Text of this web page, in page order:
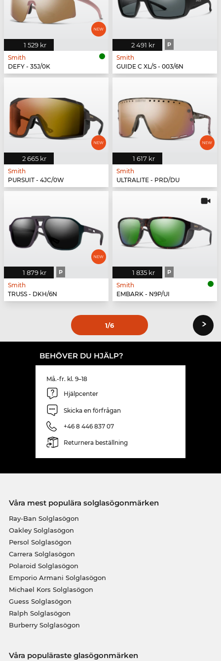
1 529 kr
Smith
DEFY - 35J/0K
2 491 kr P
Smith
GUIDE C XL/S - 003/6N
2 665 kr
Smith
PURSUIT - 4JC/0W
1 617 kr
Smith
ULTRALITE - PRD/DU
1 879 kr P
Smith
TRUSS - DKH/6N
1 835 kr P
Smith
EMBARK - N9P/UI
1/6 ›
BEHÖVER DU HJÄLP?
Må.-fr. kl. 9–18
Hjälpcenter
Skicka en förfrågan
+46 8 446 837 07
Returnera beställning
Våra mest populära solglasögonmärken
Ray-Ban Solglasögon
Oakley Solglasögon
Persol Solglasögon
Carrera Solglasögon
Polaroid Solglasögon
Emporio Armani Solglasögon
Michael Kors Solglasögon
Guess Solglasögon
Ralph Solglasögon
Burberry Solglasögon
Våra populäraste glasögonmärken